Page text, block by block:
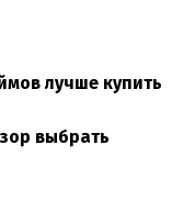
лучше купить